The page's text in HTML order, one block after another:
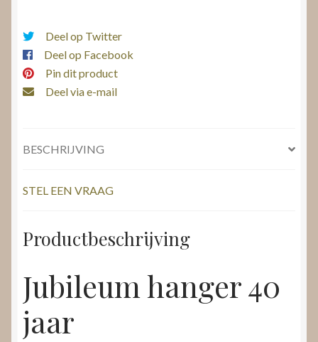
Deel op Twitter
Deel op Facebook
Pin dit product
Deel via e-mail
BESCHRIJVING
STEL EEN VRAAG
Productbeschrijving
Jubileum hanger 40
jaar